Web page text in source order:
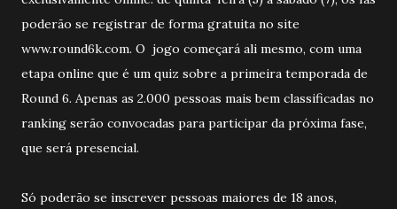
poderão se registrar de forma gratuita no site
www.round6k.com. O jogo começará ali mesmo, com uma
etapa online que é um quiz sobre a primeira temporada de
Round 6. Apenas as 2.000 pessoas mais bem classificadas no
ranking serão convocadas para participar da próxima fase,
que será presencial.
Só poderão se inscrever pessoas maiores de 18 anos,